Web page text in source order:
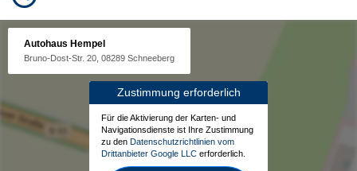
Autohaus Hempel
Bruno-Dost-Str. 20, 08289 Schneeberg
Zustimmung erforderlich
Für die Aktivierung der Karten- und
Navigationsdienste ist Ihre Zustimmung
zu den Datenschutzrichtlinien vom
Drittanbieter Google LLC erforderlich.